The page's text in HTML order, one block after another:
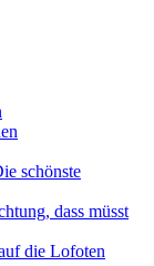
schönste
dass müsst
die Lofoten